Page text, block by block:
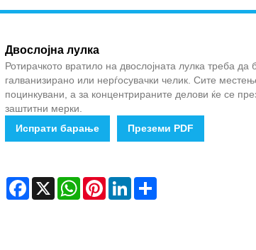
Двослојна лулка
Ротирачкото вратило на двослојната лулка треба да
галванизирано или нерѓосувачки челик. Сите
поцинкувани, а за концентрираните делови ќе се
заштитни мерки.
Испрати барање
Преземи PDF
Facebook
X WhatsAppPinterestLinkedInShare